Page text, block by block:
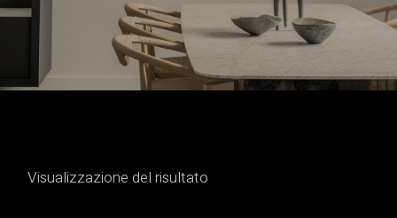
Visualizzazione del risultato